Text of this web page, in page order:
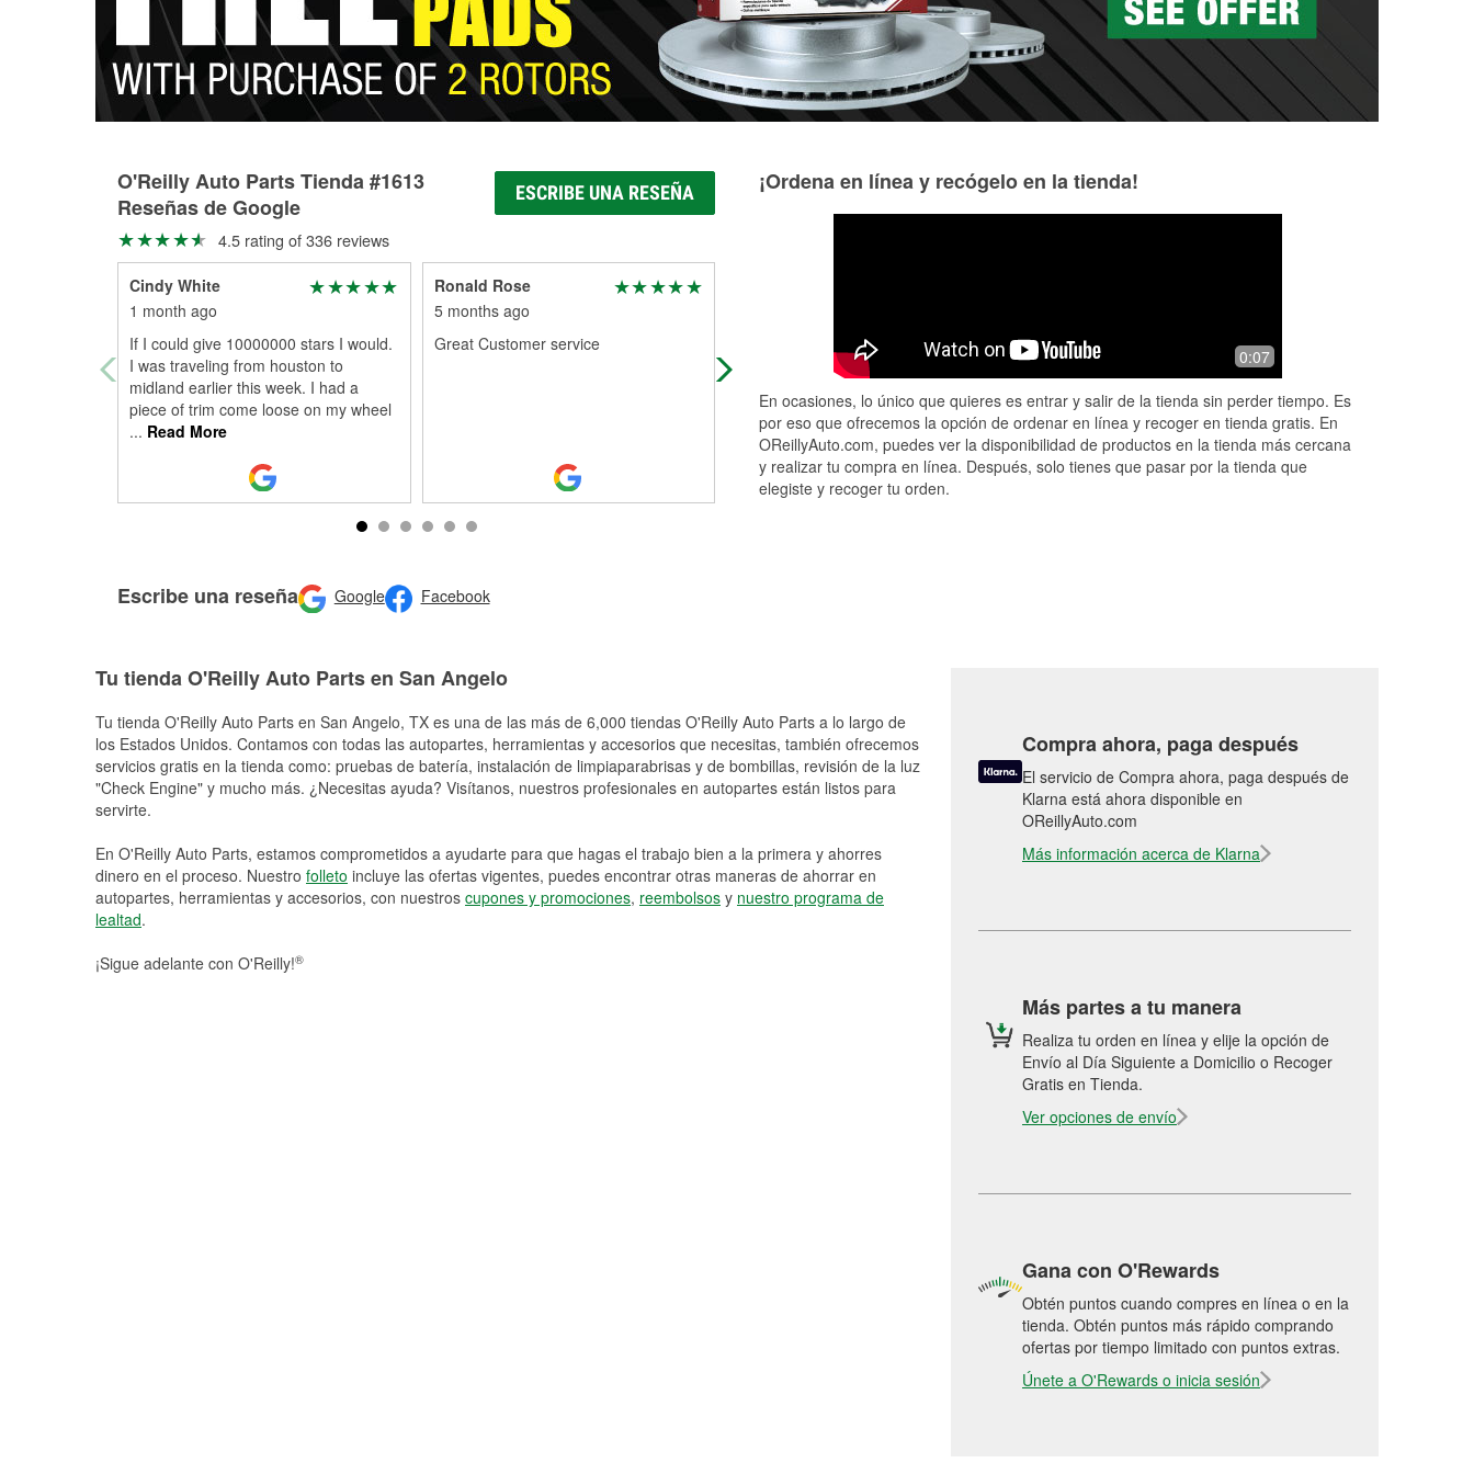
O'Reilly Auto Parts Tienda #1613
Reseñas de Google
ESCRIBE UNA RESEÑA
4.5 rating of 336 reviews
Cindy White
1 month ago
If I could give 10000000 stars I would.
I was traveling from houston to
midland earlier this week. I had a
piece of trim come loose on my wheel
... Read More
Ronald Rose
5 months ago
Great Customer service
The gentleman that helped us out was
very generous and friendly
Very nice helpful employees!
Escribe una reseña Google Facebook
¡Ordena en línea y recógelo en la tienda!
0:07
En ocasiones, lo único que quieres es entrar y salir de la tienda sin perder tiempo. Es
por eso que ofrecemos la opción de ordenar en línea y recoger en tienda gratis. En
OReillyAuto.com, puedes ver la disponibilidad de productos en la tienda más cercana
y realizar tu compra en línea. Después, solo tienes que pasar por la tienda que
elegiste y recoger tu orden.
Tu tienda O'Reilly Auto Parts en San Angelo
Tu tienda O'Reilly Auto Parts en San Angelo, TX es una de las más de 6,000 tiendas O'Reilly Auto Parts a lo largo de
los Estados Unidos. Contamos con todas las autopartes, herramientas y accesorios que necesitas, también ofrecemos
servicios gratis en la tienda como: pruebas de batería, instalación de limpiaparabrisas y de bombillas, revisión de la luz
"Check Engine" y mucho más. ¿Necesitas ayuda? Visítanos, nuestros profesionales en autopartes están listos para
servirte.
En O'Reilly Auto Parts, estamos comprometidos a ayudarte para que hagas el trabajo bien a la primera y ahorres
dinero en el proceso. Nuestro folleto incluye las ofertas vigentes, puedes encontrar otras maneras de ahorrar en
autopartes, herramientas y accesorios, con nuestros cupones y promociones, reembolsos y nuestro programa de
lealtad.
¡Sigue adelante con O'Reilly!®
Compra ahora, paga después
El servicio de Compra ahora, paga después de
Klarna está ahora disponible en
OReillyAuto.com
Más información acerca de Klarna
Más partes a tu manera
Realiza tu orden en línea y elije la opción de
Envío al Día Siguiente a Domicilio o Recoger
Gratis en Tienda.
Ver opciones de envío
Gana con O'Rewards
Obtén puntos cuando compres en línea o en la
tienda. Obtén puntos más rápido comprando
ofertas por tiempo limitado con puntos extras.
Únete a O'Rewards o inicia sesión